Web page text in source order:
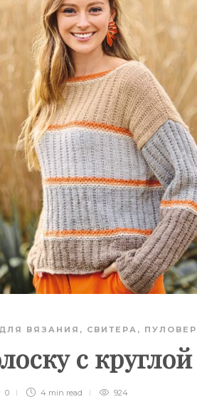
ВЯЗАНИЯ , СВИТЕРА,
с
0 4 min read 924